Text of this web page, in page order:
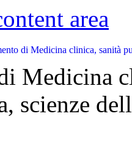
area
Medicina
scienze